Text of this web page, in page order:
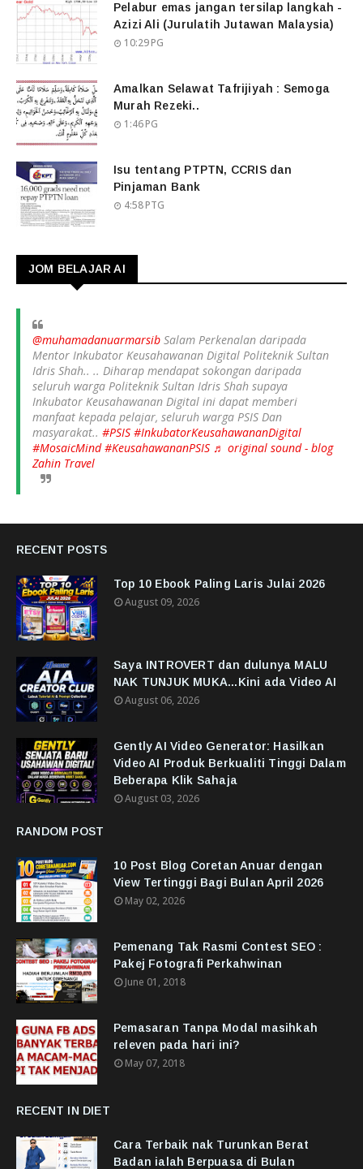
Pelabur emas jangan tersilap langkah -
Azizi Ali (Jurulatih Jutawan Malaysia)
10:29 PG
Amalkan Selawat Tafrijiyah : Semoga
Murah Rezeki..
1:46 PG
Isu tentang PTPTN, CCRIS dan
Pinjaman Bank
4:58 PTG
JOM BELAJAR AI
@muhamadanuarmarsib Salam Perkenalan daripada
Mentor Inkubator Keusahawanan Digital Politeknik Sultan
Idris Shah.. .. Diharap mendapat sokongan daripada
seluruh warga Politeknik Sultan Idris Shah supaya
Inkubator Keusahawanan Digital ini dapat memberi
manfaat kepada pelajar, seluruh warga PSIS Dan
masyarakat.. #PSIS #InkubatorKeusahawananDigital
#MosaicMind #KeusahawananPSIS ♬ original sound - blog
Zahin Travel
RECENT POSTS
Top 10 Ebook Paling Laris Julai 2026
August 09, 2026
Saya INTROVERT dan dulunya MALU
NAK TUNJUK MUKA...Kini ada Video AI
August 06, 2026
Gently AI Video Generator: Hasilkan
Video AI Produk Berkualiti Tinggi Dalam
Beberapa Klik Sahaja
August 03, 2026
RANDOM POST
10 Post Blog Coretan Anuar dengan
View Tertinggi Bagi Bulan April 2026
May 02, 2026
Pemenang Tak Rasmi Contest SEO :
Pakej Fotografi Perkahwinan
June 01, 2018
Pemasaran Tanpa Modal masihkah
releven pada hari ini?
May 07, 2018
RECENT IN DIET
Cara Terbaik nak Turunkan Berat
Badan ialah Berpuasa di Bulan